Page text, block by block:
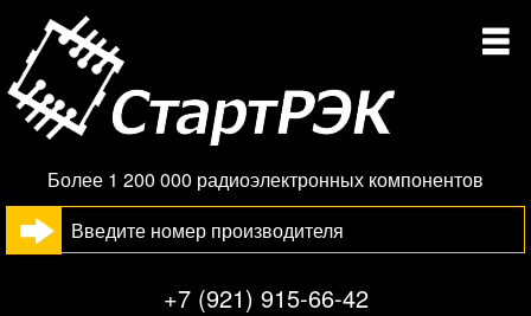
Более 1 200 000 радиоэлектронных компонентов
+7 (921) 915-66-42